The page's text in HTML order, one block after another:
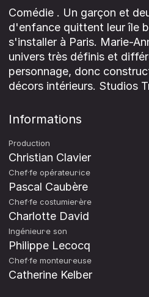
Comédie . Un garçon et
d'enfance quittent leur île
s'installer à Paris. Marie-
univers très définis et
personnage, donc
décors intérieurs. Studios
Informations
Production
Christian Clavier
Chef·fe opérateur·ice
Pascal Caubère
Chef·fe costumier·ère
Charlotte David
Ingénieur·e son
Philippe Lecocq
Chef·fe monteur·euse
Catherine Kelber